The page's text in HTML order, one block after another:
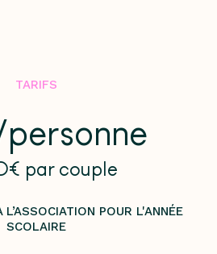
TARIFS
par couple
POUR L'ANNÉE
SCOLAIRE